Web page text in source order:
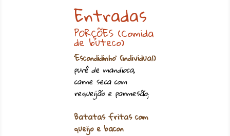
Entradas
PORÇÕES (Comida
de buteco)
‘Escondidinho’ (individual)
purê de mandioca,
carne seca com
requeijão e parmesão;
Batatas fritas com
queijo e bacon